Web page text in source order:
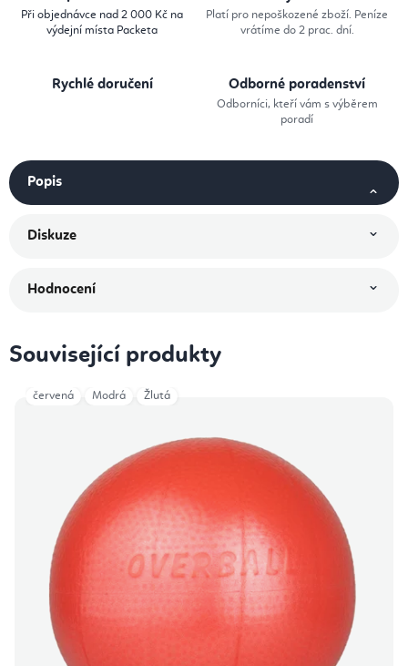
Při objednávce nad 2 000 Kč na
výdejní místa Packeta
Platí pro nepoškozené zboží. Peníze
vrátíme do 2 prac. dní.
Rychlé doručení Odborné poradenství
Odborníci, kteří vám s výběrem
poradí
Popis
Diskuze
Hodnocení
Související produkty
červená Modrá Žlutá